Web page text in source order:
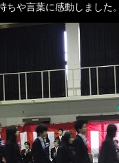
ちや言葉に感動しました。